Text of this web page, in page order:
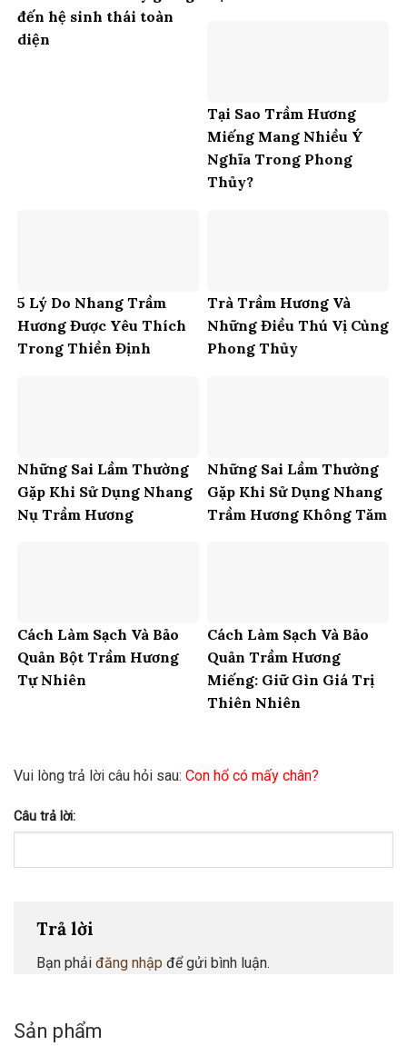
đến hệ sinh thái toàn
diện
Tại Sao Trầm Hương
Miếng Mang Nhiều Ý
Nghĩa Trong Phong
Thủy?
5 Lý Do Nhang Trầm
Hương Được Yêu Thích
Trong Thiền Định
Trà Trầm Hương Và
Những Điều Thú Vị Cùng
Phong Thủy
Những Sai Lầm Thường
Gặp Khi Sử Dụng Nhang
Nụ Trầm Hương
Những Sai Lầm Thường
Gặp Khi Sử Dụng Nhang
Trầm Hương Không Tăm
Cách Làm Sạch Và Bảo
Quản Bột Trầm Hương
Tự Nhiên
Cách Làm Sạch Và Bảo
Quản Trầm Hương
Miếng: Giữ Gìn Giá Trị
Thiên Nhiên
Vui lòng trả lời câu hỏi sau: Con hổ có mấy chân?
Câu trả lời:
Trả lời
Bạn phải đăng nhập để gửi bình luận.
Sản phẩm